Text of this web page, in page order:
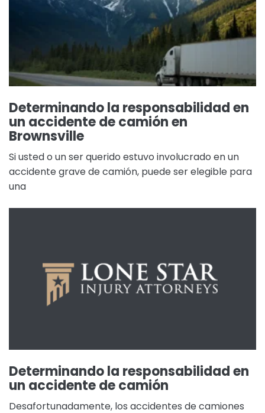
Determinando la responsabilidad en
un accidente de camión en
Brownsville
Si usted o un ser querido estuvo involucrado en un
accidente grave de camión, puede ser elegible para
una
Determinando la responsabilidad en
un accidente de camión
Desafortunadamente, los accidentes de camiones